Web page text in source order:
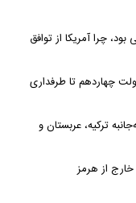
چرا آمریکا از توافق
چهاردهم تا طرفداری
ترکیه، عربستان و
خارج از هرمز